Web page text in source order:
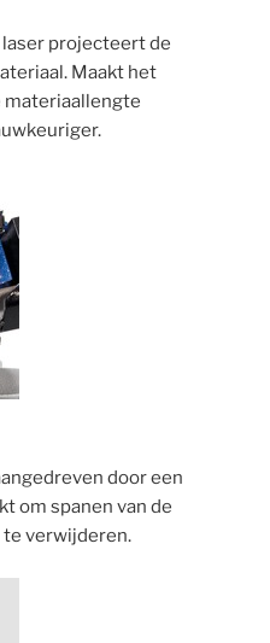
projecteert de
Maakt het
materiaallengte
door een
om spanen van de
te verwijderen.